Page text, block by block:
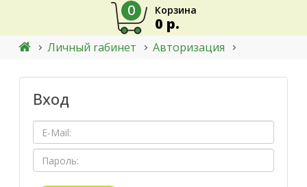
Корзина
0
0 р.
Личный rабинет Авторизация
Вход